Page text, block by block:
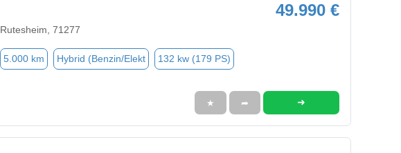
49.990 €
Rutesheim, 71277
5.000 km Hybrid (Benzin/Elekt 132 kw (179 PS)
★ ➦ ➜